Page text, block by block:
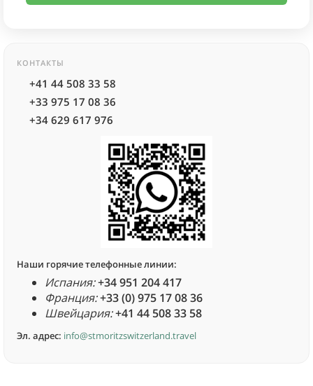
КОНТАКТЫ
+41 44 508 33 58
+33 975 17 08 36
+34 629 617 976
Наши горячие телефонные линии:
Испания:+34 951 204 417
Франция:+33 (0) 975 17 08 36
Швейцария:+41 44 508 33 58
Эл. адрес: info@stmoritzswitzerland.travel